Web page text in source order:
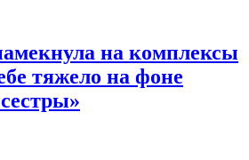
на комплексы
тяжело на фоне